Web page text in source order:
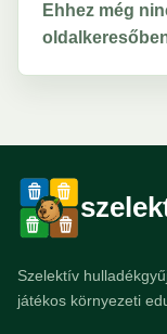
Ehhez még
Szelektív
játékos környezeti